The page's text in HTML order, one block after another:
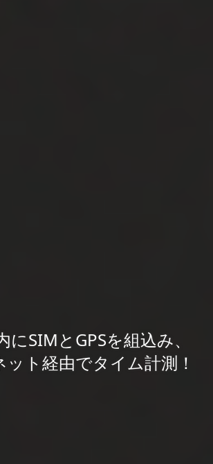
SIMとGPSを組込み、
ト経由でタイム計測！
は専用ページに表示、タ
析ツールを標準実装